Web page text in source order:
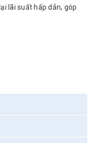
lãi suất hấp dẫn, góp